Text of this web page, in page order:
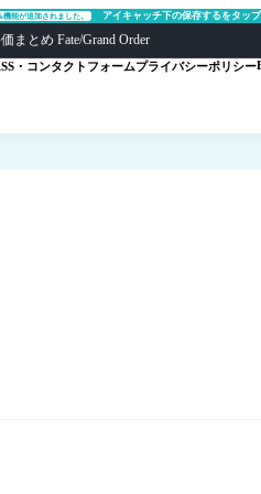
能が追加されました。 アイキャッチ下の保存するをタッ
とめ Fate/Grand Order
・コンタクトフォームプライバシーポリシー